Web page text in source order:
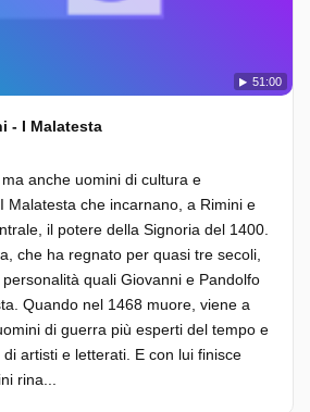
51:00
- I Malatesta
anche uomini di cultura e
Malatesta che incarnano, a Rimini e
il potere della Signoria del 1400.
che ha regnato per quasi tre secoli,
quali Giovanni e Pandolfo
Quando nel 1468 muore, viene a
di guerra più esperti del tempo e
artisti e letterati. E con lui finisce
rina...